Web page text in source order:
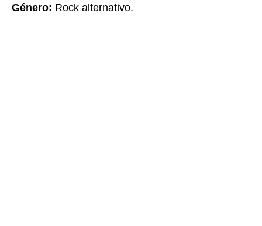
Género: Rock alternativo.